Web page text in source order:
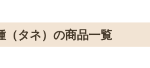
（タネ）の商品一覧